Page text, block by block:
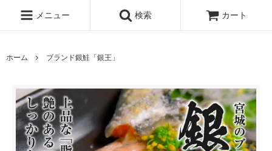
メニュー 検索 カート
ホーム ブランド銀鮭「銀王」